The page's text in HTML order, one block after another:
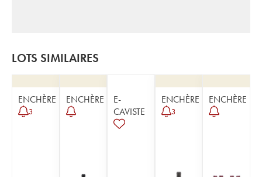
LOTS SIMILAIRES
ENCHÈRE
3
ENCHÈRE
E-
CAVISTE
ENCHÈRE
3
ENCHÈRE